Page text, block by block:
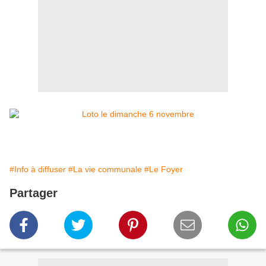
#Info à diffuser #La vie communale #Le Foyer
Partager